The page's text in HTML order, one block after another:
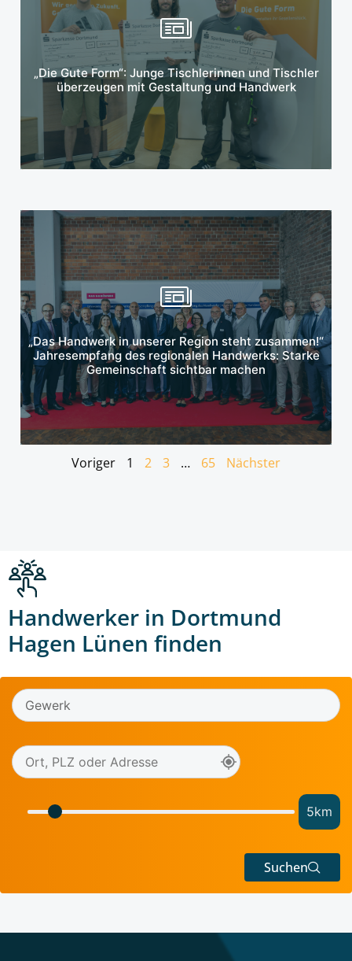
„Die Gute Form“: Junge Tischlerinnen und Tischler
überzeugen mit Gestaltung und Handwerk
Mehr erfahren
„Das Handwerk in unserer Region steht zusammen!“
Jahresempfang des regionalen Handwerks: Starke
Gemeinschaft sichtbar machen
Mehr erfahren
Voriger 1 2 3 … 65 Nächster
Handwerker in Dortmund
Hagen Lünen finden
5km
Suchen